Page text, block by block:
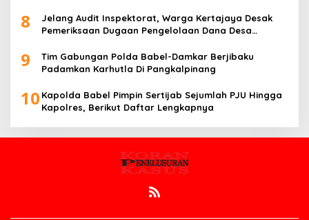
8
Jelang Audit Inspektorat, Warga Kertajaya Desak
Pemeriksaan Dugaan Pengelolaan Dana Desa
9
Tim Gabungan Polda Babel-Damkar Berjibaku
Padamkan Karhutla Di Pangkalpinang
10 Kapolda Babel Pimpin Sertijab Sejumlah PJU Hingga
Kapolres, Berikut Daftar Lengkapnya